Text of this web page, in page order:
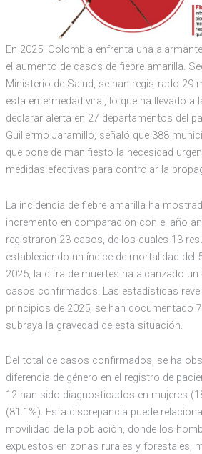
En 2025, Colombia enfrenta una
el aumento de casos de fiebre amarilla.
Ministerio de Salud, se han registrado 29
esta enfermedad viral, lo que ha llevado a
declarar alerta en 27 departamentos del
Guillermo Jaramillo, señaló que 388
que pone de manifiesto la necesidad
medidas efectivas para controlar la
La incidencia de fiebre amarilla ha
incremento en comparación con el año
registraron 23 casos, de los cuales 13
estableciendo un índice de mortalidad del
2025, la cifra de muertes ha alcanzado
casos confirmados. Las estadísticas
principios de 2025, se han documentado
subraya la gravedad de esta situación.
Del total de casos confirmados, se ha
diferencia de género en el registro de
12 han sido diagnosticados en mujeres
(81.1%). Esta discrepancia puede
movilidad de la población, donde los
expuestos en zonas rurales y forestales,